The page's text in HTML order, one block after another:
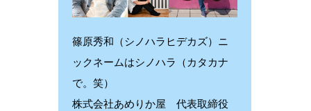
篠原秀和（シノハラヒデカズ）ニ
ックネームはシノハラ（カタカナ
で。笑）
株式会社あめりか屋 代表取締役